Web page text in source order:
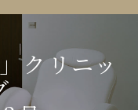
クリニッ